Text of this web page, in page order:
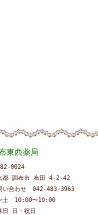
東西薬局
0024
都 調布市 布田 4-2-42
い合わせ 042-483-3963
土 10:00〜19:00
日 日・祝日